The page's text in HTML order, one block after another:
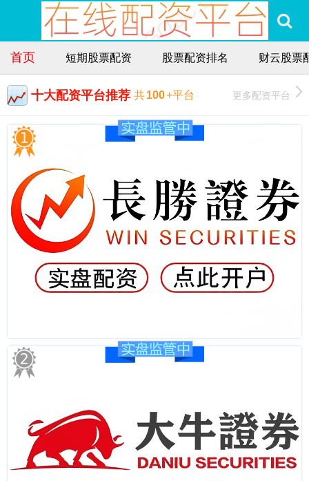
首页 短期股票配资 股票配资排名 财云股票
十大配资平台推荐 共100+平台 更多配资平台